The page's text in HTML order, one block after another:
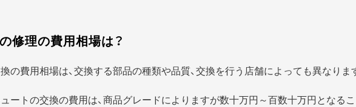
修理の費用相場は？
の費用相場は、交換する部品の種類や品質、交換を行う店舗によっても異なりま
ートの交換の費用は、商品グレードによりますが数十万円～百数十万円となるこ